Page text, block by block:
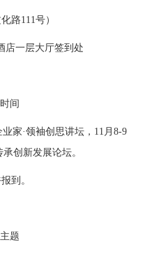
路111号）
店一层大厅签到处
间
家·领袖创思讲坛，11月8-9
创新发展论坛。
到。
题